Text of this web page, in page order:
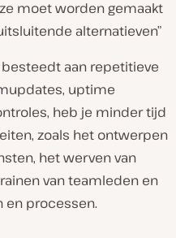
moet worden gemaakt
alternatieven”
aan repetitieve
uptime
heb je minder tijd
zoals het ontwerpen
het werven van
van teamleden en
en processen.